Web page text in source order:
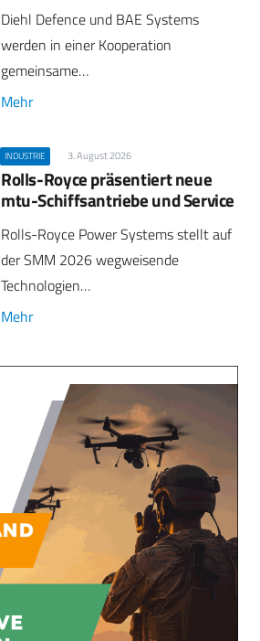
Diehl Defence und BAE Systems
werden in einer Kooperation
gemeinsame…
Mehr
INDUSTRIE 3. August 2026
Rolls-Royce präsentiert neue
mtu-Schiffsantriebe und Service
Rolls-Royce Power Systems stellt auf
der SMM 2026 wegweisende
Technologien…
Mehr